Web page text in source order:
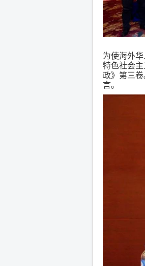
为使海外
特色社会
政》第三
言。